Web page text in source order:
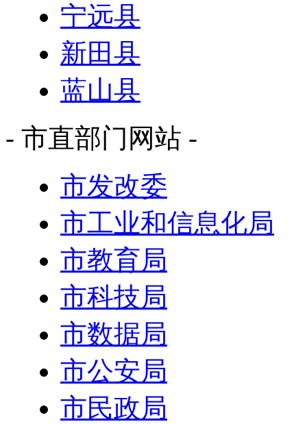
宁远县
新田县
蓝山县
- 市直部门网站 -
市发改委
市工业和信息化局
市教育局
市科技局
市数据局
市公安局
市民政局